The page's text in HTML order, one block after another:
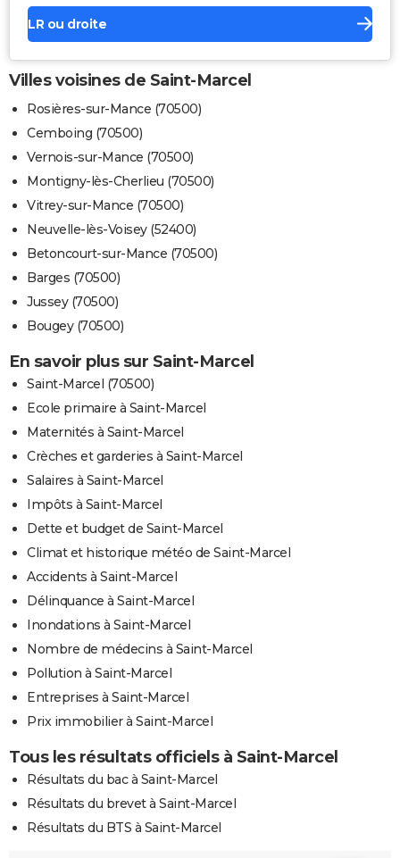
LR ou droite
Villes voisines de Saint-Marcel
Rosières-sur-Mance (70500)
Cemboing (70500)
Vernois-sur-Mance (70500)
Montigny-lès-Cherlieu (70500)
Vitrey-sur-Mance (70500)
Neuvelle-lès-Voisey (52400)
Betoncourt-sur-Mance (70500)
Barges (70500)
Jussey (70500)
Bougey (70500)
En savoir plus sur Saint-Marcel
Saint-Marcel (70500)
Ecole primaire à Saint-Marcel
Maternités à Saint-Marcel
Crèches et garderies à Saint-Marcel
Salaires à Saint-Marcel
Impôts à Saint-Marcel
Dette et budget de Saint-Marcel
Climat et historique météo de Saint-Marcel
Accidents à Saint-Marcel
Délinquance à Saint-Marcel
Inondations à Saint-Marcel
Nombre de médecins à Saint-Marcel
Pollution à Saint-Marcel
Entreprises à Saint-Marcel
Prix immobilier à Saint-Marcel
Tous les résultats officiels à Saint-Marcel
Résultats du bac à Saint-Marcel
Résultats du brevet à Saint-Marcel
Résultats du BTS à Saint-Marcel